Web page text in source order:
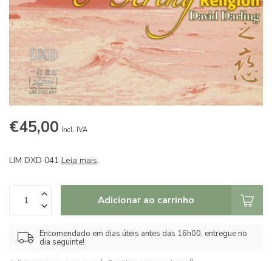
€45,00 Incl. IVA
LIM DXD 041 Leia mais.
Adicionar ao carrinho
Encomendado em dias úteis antes das 16h00, entregue no
dia seguinte!